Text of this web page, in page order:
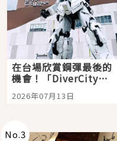
在台場欣賞鋼彈最後的
機會！「DiverCity
Tokyo Plaza」搭船、
購物、美食及夜景，一
2026年07月13日
No.3